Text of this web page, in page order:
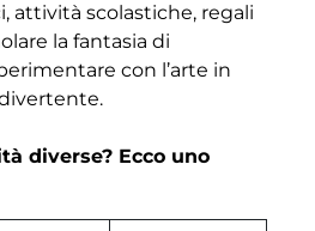
attività scolastiche, regali
la fantasia di
con l’arte in
diverse? Ecco uno